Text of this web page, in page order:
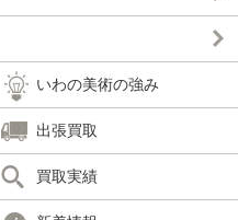
いわの美術の強み
出張買取
買取実績